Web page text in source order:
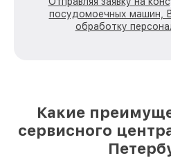
посудомоечных машин,
обработку
Какие
сервисного